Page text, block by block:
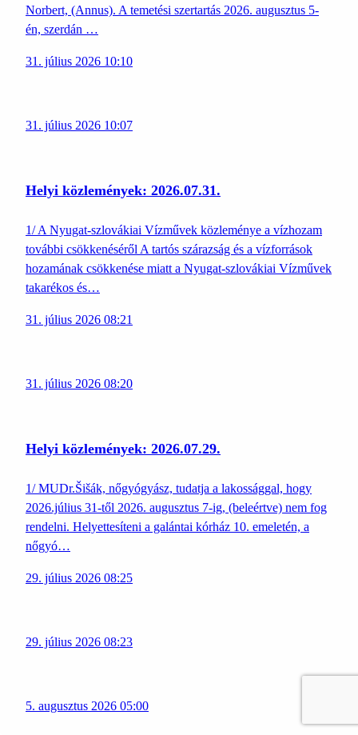
Norbert, (Annus). A temetési szertartás 2026. augusztus 5-
én, szerdán …
31. július 2026 10:10
31. július 2026 10:07
Helyi közlemények: 2026.07.31.
1/ A Nyugat-szlovákiai Vízművek közleménye a vízhozam
további csökkenéséről A tartós szárazság és a vízforrások
hozamának csökkenése miatt a Nyugat-szlovákiai Vízművek
takarékos és…
31. július 2026 08:21
31. július 2026 08:20
Helyi közlemények: 2026.07.29.
1/ MUDr.Šišák, nőgyógyász, tudatja a lakossággal, hogy
2026.július 31-től 2026. augusztus 7-ig, (beleértve) nem fog
rendelni. Helyettesíteni a galántai kórház 10. emeletén, a
nőgyó…
29. július 2026 08:25
29. július 2026 08:23
5. augusztus 2026 05:00